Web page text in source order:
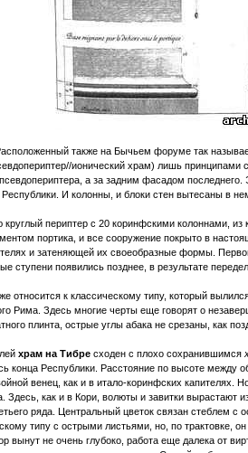
также на Бычьем форуме так
ионический храм) лишь принципами
а за задним фасадом
И колонны, и блоки стен вытесаны в
периптер с 20 коринфскими колоннами,
портика, и все сооружение покрыто в
и затеняющей их своеобразные формы.
ступени появились позднее, в результате
относится к классическому типу, который
Рима. Здесь многие черты еще говорят о
плинта, острые углы абака не срезаны, как
храм на Тибресходен с плохо сохранившимся
конца Республики. Расстояние по высоте между
венец, как и в итало-коринфских капителях.
Здесь, как и в Кори, волюты и завитки вырастают
ряда. Центральный цветок связан стеблем
типу с острыми листьями, но, по трактовке,
вынут не очень глубоко, работа еще далека от